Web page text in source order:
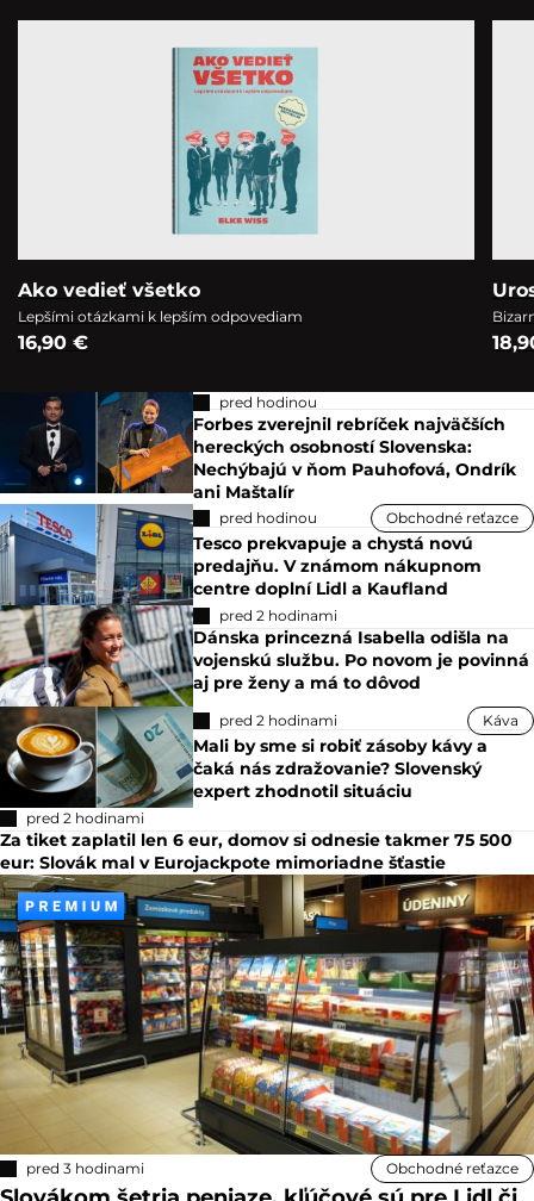
Ako vedieť všetko
Lepšími otázkami k lepším odpovediam
16,90 €
pred hodinou
Forbes zverejnil rebríček najväčších
hereckých osobností Slovenska:
Nechýbajú v ňom Pauhofová, Ondrík
ani Maštalír
pred hodinou Obchodné reťazce
Tesco prekvapuje a chystá novú
predajňu. V známom nákupnom
centre doplní Lidl a Kaufland
pred 2 hodinami
Dánska princezná Isabella odišla na
vojenskú službu. Po novom je povinná
aj pre ženy a má to dôvod
pred 2 hodinami Káva
Mali by sme si robiť zásoby kávy a
čaká nás zdražovanie? Slovenský
expert zhodnotil situáciu
pred 2 hodinami
Za tiket zaplatil len 6 eur, domov si odnesie takmer 75 500
eur: Slovák mal v Eurojackpote mimoriadne šťastie
pred 3 hodinami Obchodné reťazce